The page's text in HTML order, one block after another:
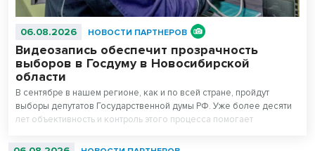
06.08.2026 НОВОСТИ ПАРТНЕРОВ
Видеозапись обеспечит прозрачность
выборов в Госдуму в Новосибирской
области
В сентябре в нашем регионе, как и по всей стране, пройдут
выборы депутатов Государственной думы РФ. Уже более десяти
лет объективность и контроль этого процесса помогает
избирательных участках.